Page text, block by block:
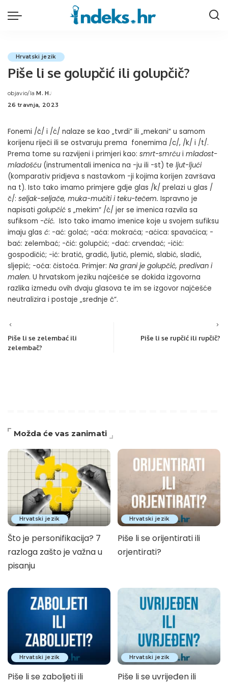
Hrvatski jezik
Piše li se golupčić ili golupčič?
Posted
by
objavio/la M. H.
26 travnja, 2023
Fonemi /č/ i /ć/ nalaze se kao „tvrdi“ ili „mekani“ u samom
korijenu riječi ili se ostvaruju prema fonemima /c/, /k/ i /t/.
Prema tome su razvijeni i primjeri kao: smrt-smrću i mladost-
mladošću (instrumentali imenica na -ju ili -st) te ljut-ljući
(komparativ pridjeva s nastavkom -ji kojima korijen završava
na t). Isto tako imamo primjere gdje glas /k/ prelazi u glas /
č/: seljak-seljače, muka-mučiti i teku-tečem. Ispravno je
napisati golupčić s „mekim“ /ć/ jer se imenica razvila sa
sufiksom -čić. Isto tako imamo imenice koje u svojem sufiksu
imaju glas ć: -ać: golać; -aća: mokraća; -aćica: spavaćica; -
bać: zelembać; -čić: golupčić; -dać: crvendać; -ičić:
gospodičić; -ić: bratić, gradić, ljutić, plemić, slabić, sladić,
sljepić; -oća: čistoća. Primjer: Na grani je golupčić, predivan i
malen. U hrvatskom jeziku najčešće se dokida izgovorna
razlika između ovih dvaju glasova te im se izgovor najčešće
neutralizira i postaje „srednje č“.
Piše li se zelembać ili
zelembač?
Piše li se rupčić ili rupčič?
Možda će vas zanimati
Hrvatski jezik
Što je personifikacija? 7
razloga zašto je važna u
pisanju
Hrvatski jezik
Piše li se orijentirati ili
orjentirati?
Hrvatski jezik
Piše li se zaboljeti ili
Hrvatski jezik
Piše li se uvrijeđen ili